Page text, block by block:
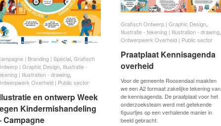
| Branding | Special Grafisch
| Graphic Design Illustratie -
| Illustration - drawing
Overheid | Public sector
en ontwerp Week
Kindermishandeling
Campagne
| Branding | Special Grafisch
| Graphic Design Illustratie -
| Illustration - drawing
Overheid | Public sector
en ontwerp Week
Kindermishandeling
Campagne
Grafisch Ontwerp | Graphic Design
Illustratie - tekening | Illustration - drawing
Ontwerpwerk Overheid | Public sector
Praatplaat Kennisagenda
overheid
Voor de gemeente Roosendaal maakten
we een A2 formaat zakelijke tekening van
de kennisagenda. De praatplaat voor het
onderzoeksteam werd met getekende
figuurtjes op een verhalende manier in
beeld gebracht.
Grafisch Ontwerp | Graphic Design
Illustratie - tekening | Illustration - drawing
Ontwerpwerk Overheid | Public sector
Praatplaat Kennisagenda
overheid